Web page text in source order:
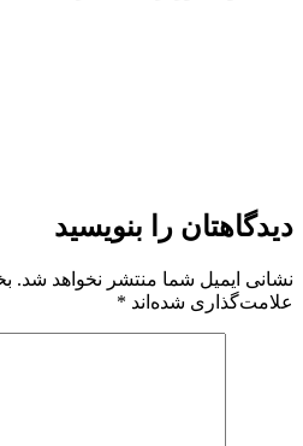
دیدگاهتان را بنویسید
نشانی ایمیل شما منتشر نخواهد شد.
علامت‌گذاری شده‌اند *